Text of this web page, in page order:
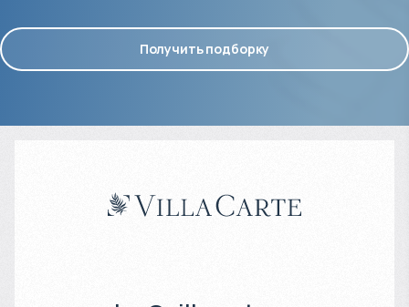
Получить подборку